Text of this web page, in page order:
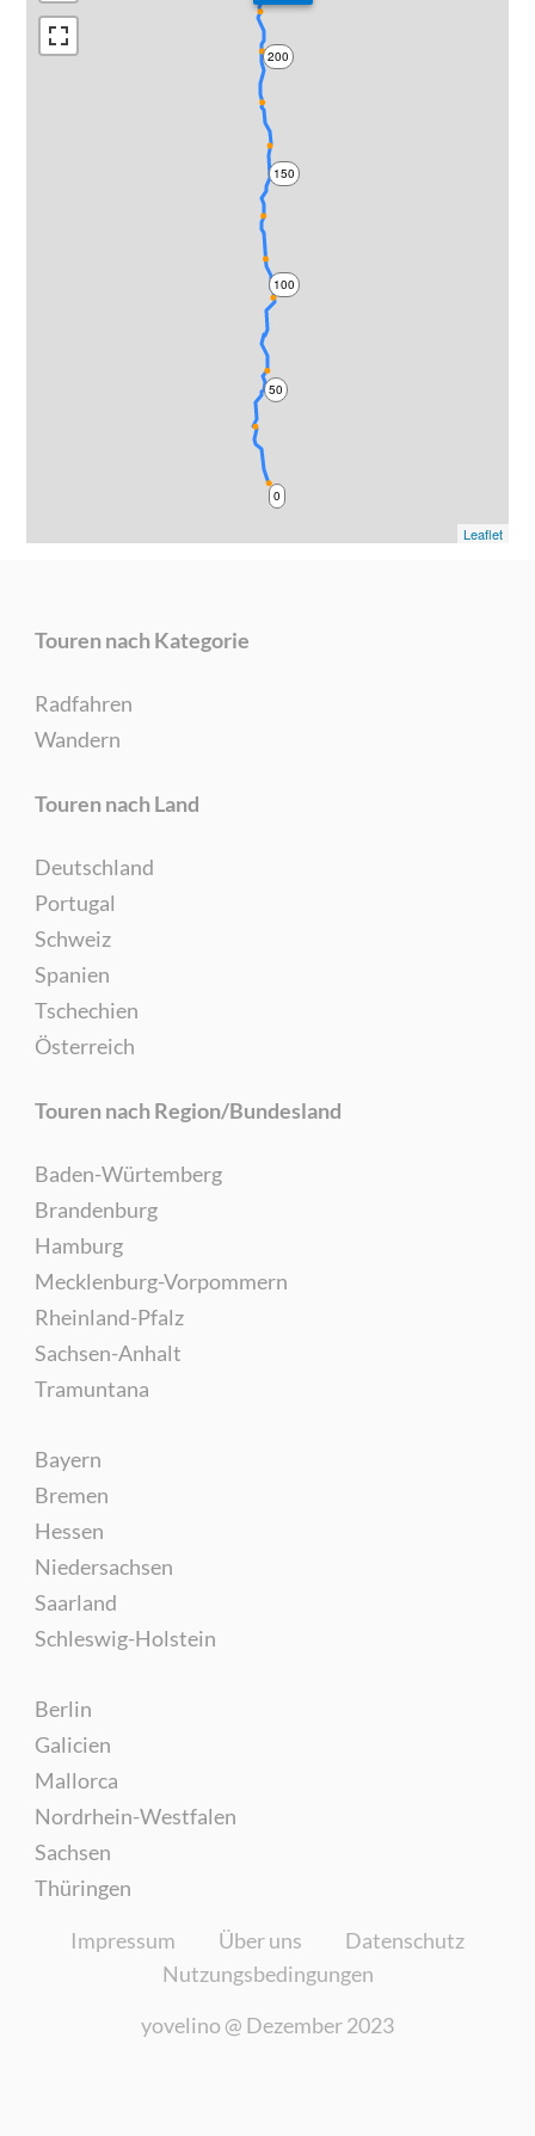
0
50
100
150
200
Leaflet
Touren nach Kategorie
Radfahren
Wandern
Touren nach Land
Deutschland
Portugal
Schweiz
Spanien
Tschechien
Österreich
Touren nach Region/Bundesland
Baden-Würtemberg
Brandenburg
Hamburg
Mecklenburg-Vorpommern
Rheinland-Pfalz
Sachsen-Anhalt
Tramuntana
Bayern
Bremen
Hessen
Niedersachsen
Saarland
Schleswig-Holstein
Berlin
Galicien
Mallorca
Nordrhein-Westfalen
Sachsen
Thüringen
Impressum Über uns
Datenschutz
Nutzungsbedingungen
yovelino @ Dezember 2023